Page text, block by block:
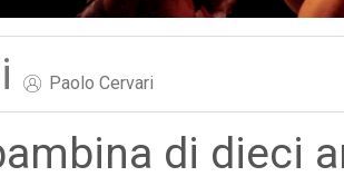
Paolo Cervari
di dieci